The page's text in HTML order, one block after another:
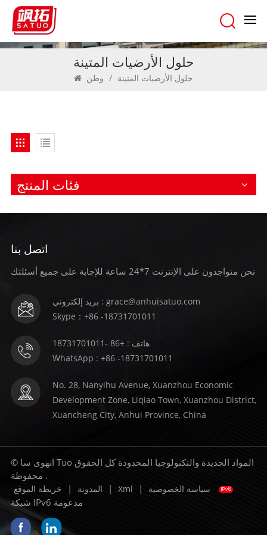
حلول الأرضيات المتينة
/ حلول الأرضيات المتينة
فئات المنتج
اتصل بنا
نحن متواجدون على الإنترنت 7*24 ساعة للإجابة على جميع أسئلتك
بريد إلكتروني : grace@anhuisatuo.com
Skype：+86 -18731701011
هاتف : +86 -18731701011
WhatsApp : +86 -18731701011
No. 28, Nanyihu Avenue, Xuanzhou Economic
Development Zone, Liqiao Town, Xuanzhou District,
Xuancheng City, Anhui Province, China
© انهوى سا Tuo المواد الجديدة والتكنولوجيا المحدودة كل الحقوق
محفوظة .
خريطة الموقع | المدونة | Xml | سياسة الخصوصية
شبكة IPv6 مدعومة